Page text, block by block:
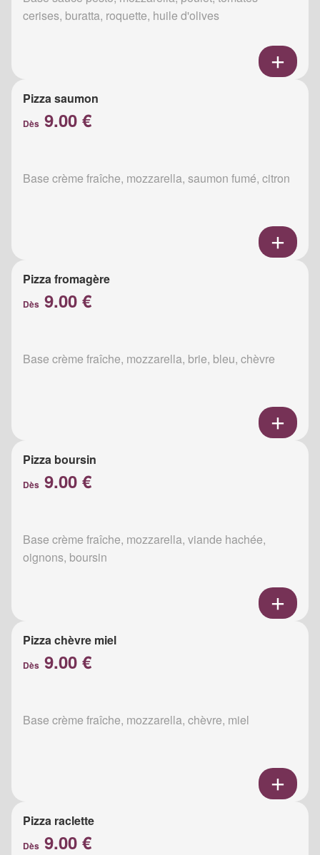
cerises, buratta, roquette, huile d'olives
Pizza saumon
Dès 9.00 €
Base crème fraîche, mozzarella, saumon fumé, citron
Pizza fromagère
Dès 9.00 €
Base crème fraîche, mozzarella, brie, bleu, chèvre
Pizza boursin
Dès 9.00 €
Base crème fraîche, mozzarella, viande hachée,
oignons, boursin
Pizza chèvre miel
Dès 9.00 €
Base crème fraîche, mozzarella, chèvre, miel
Pizza raclette
Dès 9.00 €